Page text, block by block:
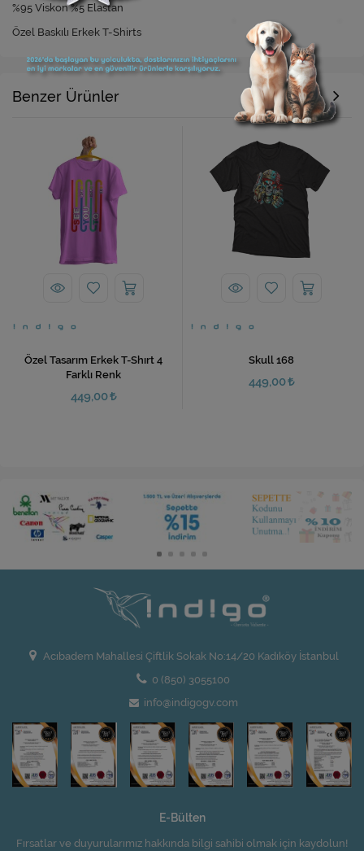
%95 Viskon %5 Elastan
Özel Baskılı Erkek T-Shirts
Benzer Ürünler
Özel Tasarım Erkek T-Shırt 4
Farklı Renk
449,00
Skull 168
449,00
Acıbadem Mahallesi Çiftlik Sokak No:14/20 Kadıköy İstanbul
0 (850) 3055100
info@indigogv.com
E-Bülten
Fırsatlar ve duyurularımız hakkında bilgi sahibi olmak için kaydolun!